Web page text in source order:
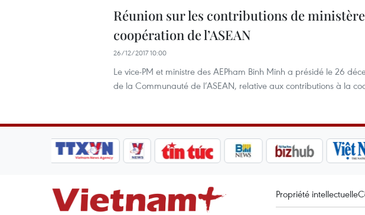
Réunion sur les contributions de
coopération de l’ASEAN
26/12/2017 10:00
Le vice-PM et ministre des AEPham Binh Minh a présidé le 26
de la Communauté de l’ASEAN, relative aux contributions à la
Propriété intellectuelle